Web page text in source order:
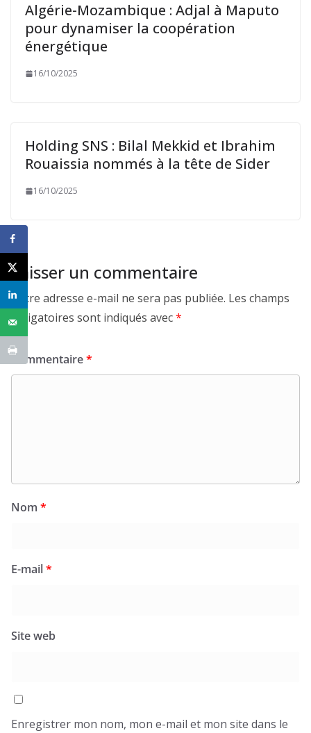
Algérie-Mozambique : Adjal à Maputo
pour dynamiser la coopération
énergétique
16/10/2025
Holding SNS : Bilal Mekkid et Ibrahim
Rouaissia nommés à la tête de Sider
16/10/2025
Laisser un commentaire
Votre adresse e-mail ne sera pas publiée. Les champs
obligatoires sont indiqués avec*
Commentaire*
Nom *
E-mail*
Site web
Enregistrer mon nom, mon e-mail et mon site dans le